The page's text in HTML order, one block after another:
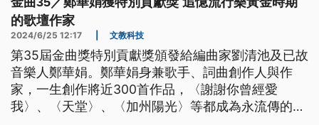
的歌壇作家
2024/6/25 12:17 文教科技
第35屆金曲獎特別貢獻獎頒發給編曲家劉清池及已故
音樂人鄭華娟。鄭華娟身兼歌手、詞曲創作人與作
家，一生創作將近300首作品，〈謝謝你曾經愛
我〉、〈天堂〉、〈加州陽光〉等都成為永流傳的歌